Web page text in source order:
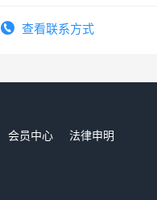
查看联系方式
会员中心
法律申明